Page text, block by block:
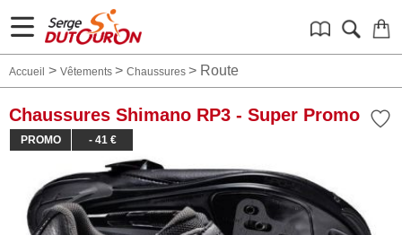
Accueil > Vêtements > Chaussures > Route
Chaussures Shimano RP3 - Super Promo
PROMO - 41 €